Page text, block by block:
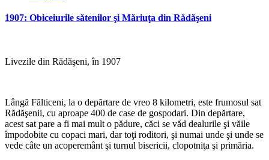
1907: Obiceiurile sătenilor şi Măriuţa din Rădăşeni
Livezile din Rădăşeni, în 1907
Lângă Fălticeni, la o depărtare de vreo 8 kilometri, este frumosul sat
Rădăşenii, cu aproape 400 de case de gospo­dari. Din depărtare,
acest sat pare a fi mai mult o pădure, căci se văd dealurile şi văile
împodobite cu copaci mari, dar toţi roditori, şi numai unde şi unde se
vede câte un acoperemânt şi turnul bise­ricii, clopotniţa şi primăria.